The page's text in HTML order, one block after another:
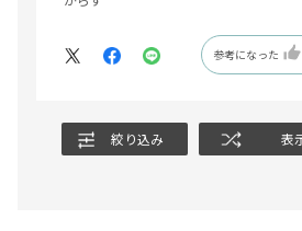
参考になった
絞り込み 表